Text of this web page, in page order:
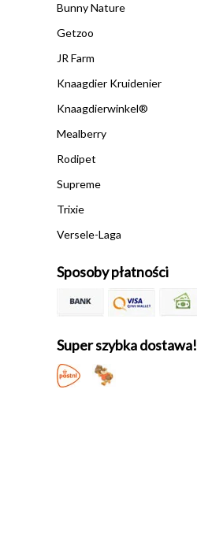
Bunny Nature
Getzoo
JR Farm
Knaagdier Kruidenier
Knaagdierwinkel®
Mealberry
Rodipet
Supreme
Trixie
Versele-Laga
Sposoby płatności
Super szybka dostawa!